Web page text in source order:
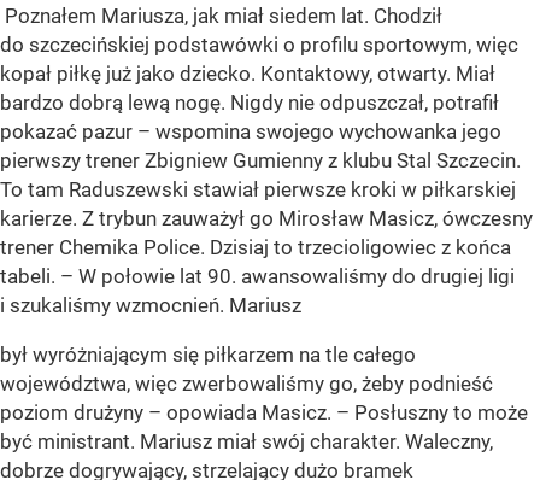
Poznałem Mariusza, jak miał siedem lat. Chodził
do szczecińskiej podstawówki o profilu sportowym, więc
kopał piłkę już jako dziecko. Kontaktowy, otwarty. Miał
bardzo dobrą lewą nogę. Nigdy nie odpuszczał, potrafił
pokazać pazur – wspomina swojego wychowanka jego
pierwszy trener Zbigniew Gumienny z klubu Stal Szczecin.
To tam Raduszewski stawiał pierwsze kroki w piłkarskiej
karierze. Z trybun zauważył go Mirosław Masicz, ówczesny
trener Chemika Police. Dzisiaj to trzecioligowiec z końca
tabeli. – W połowie lat 90. awansowaliśmy do drugiej ligi
i szukaliśmy wzmocnień. Mariusz
był wyróżniającym się piłkarzem na tle całego
województwa, więc zwerbowaliśmy go, żeby podnieść
poziom drużyny – opowiada Masicz. – Posłuszny to może
być ministrant. Mariusz miał swój charakter. Waleczny,
dobrze dogrywający, strzelający dużo bramek